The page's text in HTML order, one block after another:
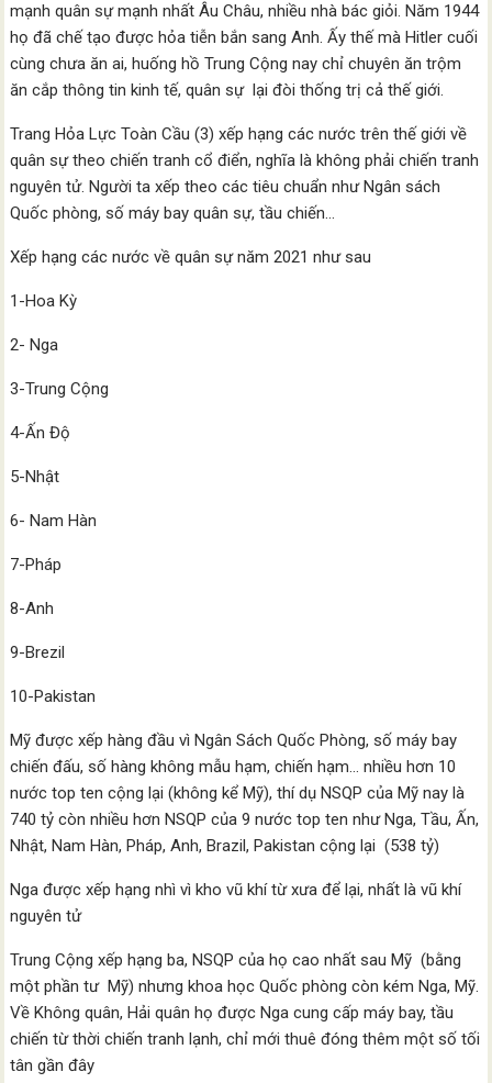
mạnh quân sự mạnh nhất Âu Châu, nhiều nhà bác giỏi. Năm 1944
họ đã chế tạo được hỏa tiễn bắn sang Anh. Ấy thế mà Hitler cuối
cùng chưa ăn ai, huống hồ Trung Cộng nay chỉ chuyên ăn trộm
ăn cắp thông tin kinh tế, quân sự lại đòi thống trị cả thế giới.
Trang Hỏa Lực Toàn Cầu (3) xếp hạng các nước trên thế giới về
quân sự theo chiến tranh cổ điển, nghĩa là không phải chiến tranh
nguyên tử. Người ta xếp theo các tiêu chuẩn như Ngân sách
Quốc phòng, số máy bay quân sự, tầu chiến…
Xếp hạng các nước về quân sự năm 2021 như sau
1-Hoa Kỳ
2- Nga
3-Trung Cộng
4-Ấn Độ
5-Nhật
6- Nam Hàn
7-Pháp
8-Anh
9-Brezil
10-Pakistan
Mỹ được xếp hàng đầu vì Ngân Sách Quốc Phòng, số máy bay
chiến đấu, số hàng không mẫu hạm, chiến hạm… nhiều hơn 10
nước top ten cộng lại (không kể Mỹ), thí dụ NSQP của Mỹ nay là
740 tỷ còn nhiều hơn NSQP của 9 nước top ten như Nga, Tầu, Ấn,
Nhật, Nam Hàn, Pháp, Anh, Brazil, Pakistan cộng lại (538 tỷ)
Nga được xếp hạng nhì vì kho vũ khí từ xưa để lại, nhất là vũ khí
nguyên tử
Trung Cộng xếp hạng ba, NSQP của họ cao nhất sau Mỹ (bằng
một phần tư Mỹ) nhưng khoa học Quốc phòng còn kém Nga, Mỹ.
Về Không quân, Hải quân họ được Nga cung cấp máy bay, tầu
chiến từ thời chiến tranh lạnh, chỉ mới thuê đóng thêm một số tối
tân gần đây